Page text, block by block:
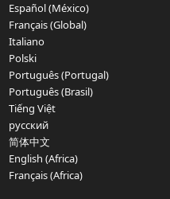
Español (México)
Français (Global)
Italiano
Polski
Português (Portugal)
Português (Brasil)
Tiếng Việt
русский
简体中文
English (Africa)
Français (Africa)